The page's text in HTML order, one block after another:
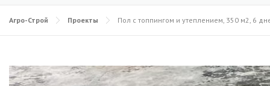
Агро-Строй Проекты Пол с топпингом и утеплением, 350 м2, 6